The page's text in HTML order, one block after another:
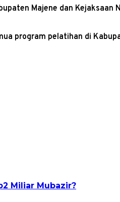
Majene dan
program pelatihan di
Miliar Mubazir?